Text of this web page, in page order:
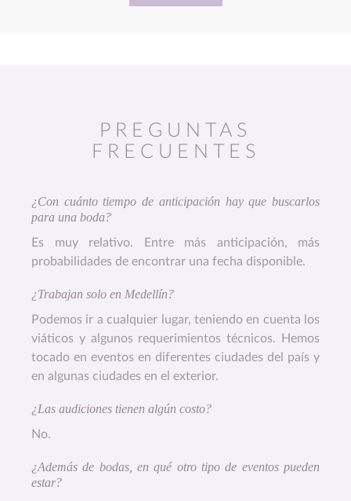
PREGUNTAS
FRECUENTES
¿Con cuánto tiempo de anticipación hay que buscarlos
para una boda?
Es muy relativo. Entre más anticipación, más
probabilidades de encontrar una fecha disponible.
¿Trabajan solo en Medellín?
Podemos ir a cualquier lugar, teniendo en cuenta los
viáticos y algunos requerimientos técnicos. Hemos
tocado en eventos en diferentes ciudades del país y
en algunas ciudades en el exterior.
¿Las audiciones tienen algún costo?
No.
¿Además de bodas, en qué otro tipo de eventos pueden
estar?